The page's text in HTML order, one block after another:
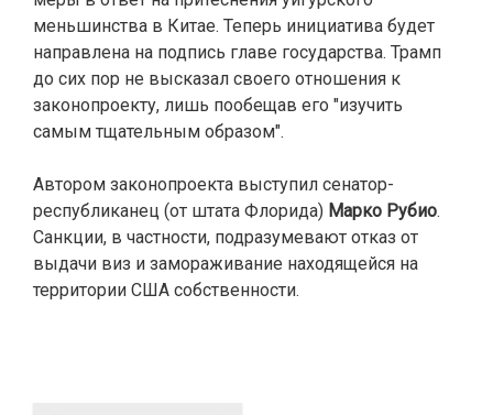
меньшинства в Китае. Теперь инициатива будет
направлена на подпись главе государства. Трамп
до сих пор не высказал своего отношения к
законопроекту, лишь пообещав его "изучить
самым тщательным образом".
Автором законопроекта выступил сенатор-
республиканец (от штата Флорида) Марко Рубио.
Санкции, в частности, подразумевают отказ от
выдачи виз и замораживание находящейся на
территории США собственности.